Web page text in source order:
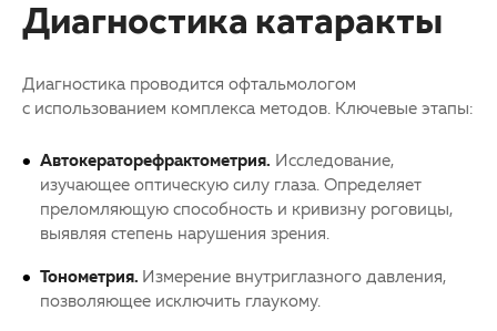
Диагностика катаракты
Диагностика проводится офтальмологом
с использованием комплекса методов. Ключевые этапы:
Автокераторефрактометрия. Исследование,
изучающее оптическую силу глаза. Определяет
преломляющую способность и кривизну роговицы,
выявляя степень нарушения зрения.
Тонометрия. Измерение внутриглазного давления,
позволяющее исключить глаукому.